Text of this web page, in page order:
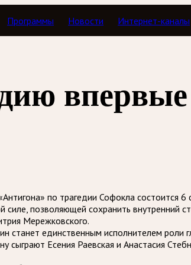
Программы Новости Интернет-каналы
впервые
по трагедии Софокла состоится
позволяющей сохранить внутренний
Мережковского.
единственным исполнителем роли
Есения Раевская и Анастасия